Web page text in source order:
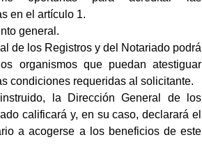
en el artículo 1.
general.
de los Registros y del Notariado podrá
organismos que puedan atestiguar
condiciones requeridas al solicitante.
la Dirección General de los
calificará y, en su caso, declarará el
a acogerse a los beneficios de este